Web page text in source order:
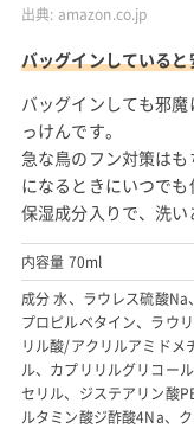
出典: amazon.co.jp
バッグインしている
バッグインしても邪
っけんです。
急な鳥のフン対策は
になるときにいつでも
保湿成分入りで、洗い
内容量 70ml
成分 水、ラウレス硫酸
プロピルベタイン、ラウ
リル酸/アクリルアミドメ
ル、カプリリルグリコー
セリル、ジステアリン酸
ルタミン酸ジ酢酸4Na、